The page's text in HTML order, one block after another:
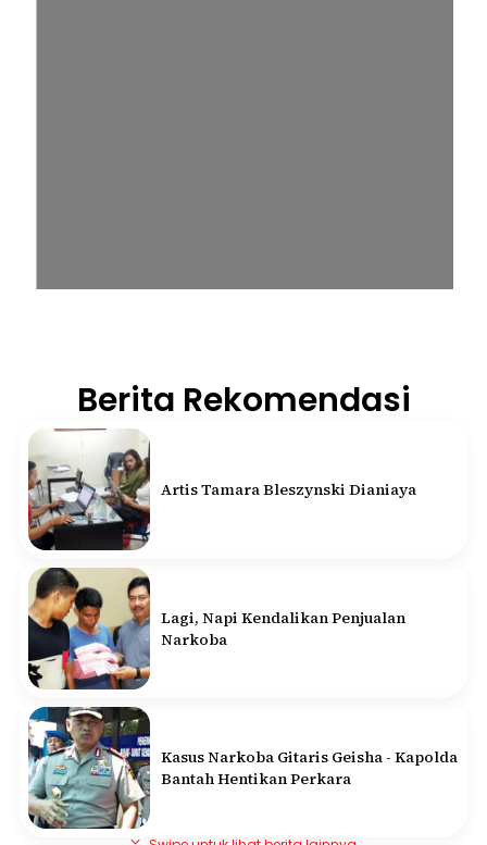
Berita Rekomendasi
Artis Tamara Bleszynski Dianiaya
Lagi, Napi Kendalikan Penjualan
Narkoba
Kasus Narkoba Gitaris Geisha - Kapolda
Bantah Hentikan Perkara